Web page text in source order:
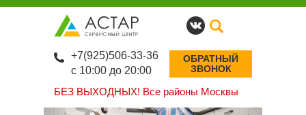
БЕЗ ВЫХОДНЫХ! Все районы Москвы
+7(925)506-33-36
с 10:00 до 20:00
ОБРАТНЫЙ
ЗВОНОК